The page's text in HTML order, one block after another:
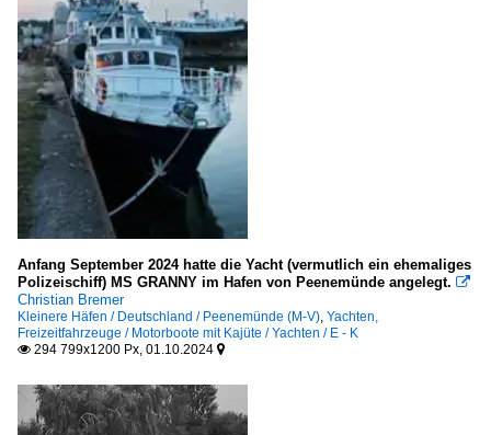
Anfang September 2024 hatte die Yacht (vermutlich ein ehemaliges
Polizeischiff) MS GRANNY im Hafen von Peenemünde angelegt. 
Christian Bremer
Kleinere Häfen / Deutschland / Peenemünde (M-V), Yachten,
Freizeitfahrzeuge / Motorboote mit Kajüte / Yachten / E - K
 294 799x1200 Px, 01.10.2024 